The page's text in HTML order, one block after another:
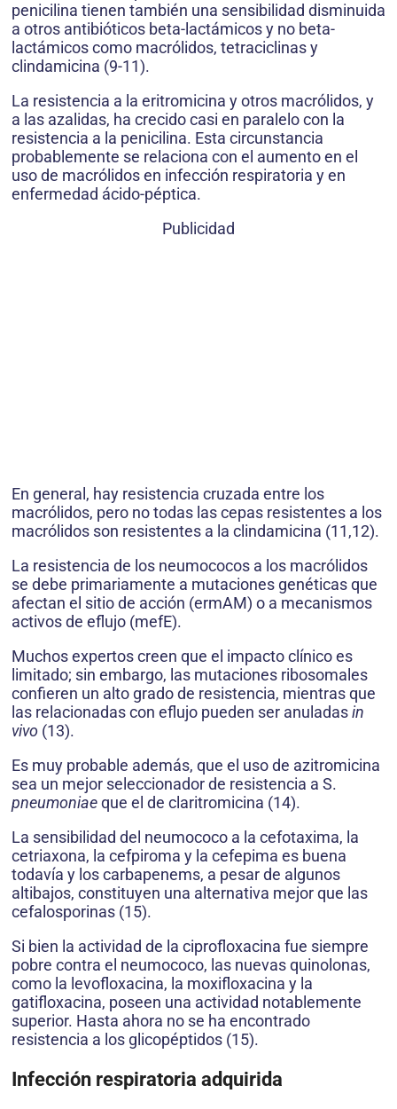
penicilina tienen también una sensibilidad disminuida
a otros antibióticos beta-lactámicos y no beta-
lactámicos como macrólidos, tetraciclinas y
clindamicina (9-11).
La resistencia a la eritromicina y otros macrólidos, y
a las azalidas, ha crecido casi en paralelo con la
resistencia a la penicilina. Esta circunstancia
probablemente se relaciona con el aumento en el
uso de macrólidos en infección respiratoria y en
enfermedad ácido-péptica.
Publicidad
En general, hay resistencia cruzada entre los
macrólidos, pero no todas las cepas resistentes a los
macrólidos son resistentes a la clindamicina (11,12).
La resistencia de los neumococos a los macrólidos
se debe primariamente a mutaciones genéticas que
afectan el sitio de acción (ermAM) o a mecanismos
activos de eflujo (mefE).
Muchos expertos creen que el impacto clínico es
limitado; sin embargo, las mutaciones ribosomales
confieren un alto grado de resistencia, mientras que
las relacionadas con eflujo pueden ser anuladasin
vivo (13).
Es muy probable además, que el uso de azitromicina
sea un mejor seleccionador de resistencia a S.
pneumoniaeque el de claritromicina (14).
La sensibilidad del neumococo a la cefotaxima, la
cetriaxona, la cefpiroma y la cefepima es buena
todavía y los carbapenems, a pesar de algunos
altibajos, constituyen una alternativa mejor que las
cefalosporinas (15).
Si bien la actividad de la ciprofloxacina fue siempre
pobre contra el neumococo, las nuevas quinolonas,
como la levofloxacina, la moxifloxacina y la
gatifloxacina, poseen una actividad notablemente
superior. Hasta ahora no se ha encontrado
resistencia a los glicopéptidos (15).
Infección respiratoria adquirida